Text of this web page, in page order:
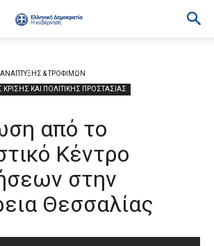
& ΤΡΟΦΙΜΩΝ
ΚΡΙΣΗΣ ΚΑΙ ΠΟΛΙΤΙΚΗΣ ΠΡΟΣΤΑΣΙΑΣ
από το
Κέντρο
στην
Θεσσαλίας